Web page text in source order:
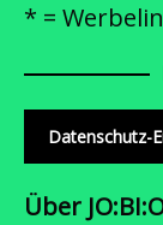
* =
Datenschutz-
Über